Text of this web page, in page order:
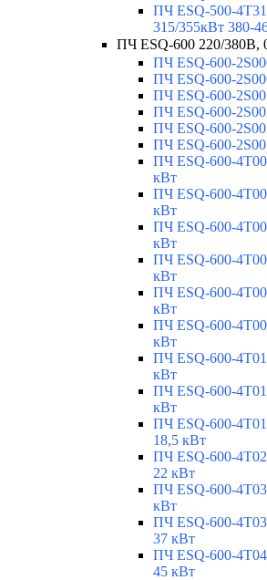
ПЧ ESQ-500-
315/355кВт 380-
ПЧ ESQ-600 220/380В,
ПЧ ESQ-600-
ПЧ ESQ-600-
ПЧ ESQ-600-
ПЧ ESQ-600-
ПЧ ESQ-600-
ПЧ ESQ-600-
ПЧ ESQ-600-
кВт
ПЧ ESQ-600-
кВт
ПЧ ESQ-600-
кВт
ПЧ ESQ-600-
кВт
ПЧ ESQ-600-
кВт
ПЧ ESQ-600-
кВт
ПЧ ESQ-600-
кВт
ПЧ ESQ-600-
кВт
ПЧ ESQ-600-
18,5 кВт
ПЧ ESQ-600-
22 кВт
ПЧ ESQ-600-
кВт
ПЧ ESQ-600-
37 кВт
ПЧ ESQ-600-
45 кВт